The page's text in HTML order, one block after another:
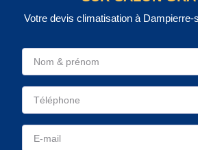
Votre devis climatisation à Dampierre-